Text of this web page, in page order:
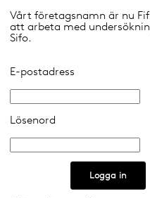
Vårt företagsnamn är nu
att arbeta med
Sifo.
E-postadress
Lösenord